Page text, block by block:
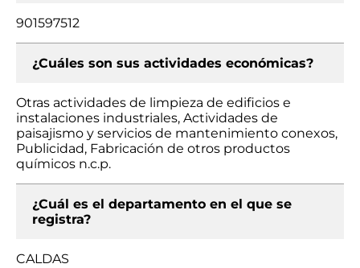
901597512
¿Cuáles son sus actividades económicas?
Otras actividades de limpieza de edificios e
instalaciones industriales, Actividades de
paisajismo y servicios de mantenimiento conexos,
Publicidad, Fabricación de otros productos
químicos n.c.p.
¿Cuál es el departamento en el que se
registra?
CALDAS